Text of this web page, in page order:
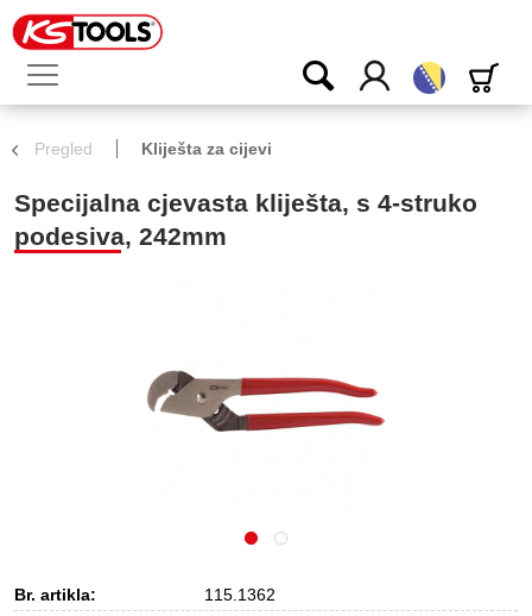
Bosanski
Pregled Kliješta za cijevi
Specijalna cjevasta kliješta, s 4-struko
podesiva, 242mm
Br. artikla:
115.1362